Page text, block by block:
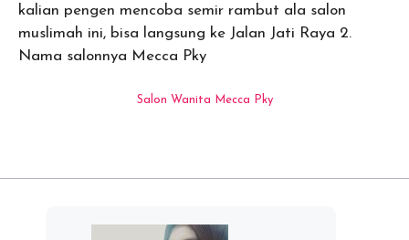
kalian pengen mencoba semir rambut ala salon
muslimah ini, bisa langsung ke Jalan Jati Raya 2.
Nama salonnya Mecca Pky
Salon Wanita Mecca Pky